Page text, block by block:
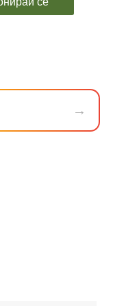
→
Европейското по
спускане на Витоша
се разминават с